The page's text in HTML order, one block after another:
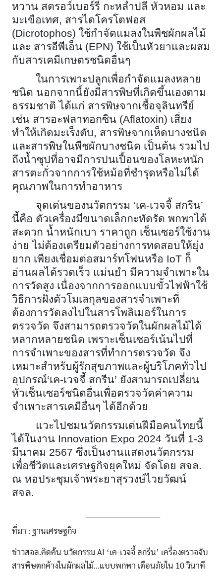
หวาน สตรอว์เบอร์รี่ กะหล่ำปลี หัวหอม และ
มะเขือเทศ, สารไดโครโตฟอส
(Dicrotophos) ใช้กำจัดแมลงในพืชผักผลไม้
และ สารอีพีเอ็น (EPN) ใช้เป็นหัวยาและผสม
กับสารเคมีเกษตรชนิดอื่นๆ
ในการเพาะปลูกเพื่อกำจัดแมลงหลาย
ชนิด นอกจากนี้ยังมีสารพิษที่เกิดขึ้นเองตาม
ธรรมชาติ ได้แก่ สารพิษจากเชื้อจุลินทรีย์
เช่น สารอะฟลาทอกซิน (Aflatoxin) เสี่ยง
ทำให้เกิดมะเร็งตับ, สารพิษจากเห็ดบางชนิด
และสารพิษในพืชผักบางชนิด เป็นต้น รวมไป
ถึงน้ำซุปที่อาจมีการปนเปื้อนของโลหะหนัก
สารตะกั่วจากการใช้หม้อที่ชำรุดหรือไม่ได้
คุณภาพในการทำอาหาร
จุดเด่นของนวัตกรรม ‘เค-เวจจี้ สกรีน’
นี้คือ ตัวเครื่องมีขนาดเล็กกะทัดรัด พกพาได้
สะดวก น้ำหนักเบา ราคาถูก เซ็นเซอร์ใช้งาน
ง่าย ไม่ต้องเตรียมตัวอย่างการทดสอบให้ยุ่ง
ยาก เพียงเชื่อมต่อสมาร์ทโฟนหรือ IoT ก็
อ่านผลได้รวดเร็ว แม่นยำ มีความจำเพาะใน
การวัดสูง เนื่องจากการออกแบบขั้วไฟฟ้าใช้
วิธีการฝังตัวโมเลกุลของสารจำเพาะที่
ต้องการวัดลงไปในสารโพลิเมอร์ในการ
ตรวจวัด จึงสามารถตรวจวัดในผักผลไม้ได้
หลากหลายชนิด เพราะเซ็นเซอร์เน้นไปที่
การจำเพาะของสารที่ทำการตรวจวัด จึง
เหมาะสำหรับผู้รักสุขภาพและผู้บริโภคทั่วไป
อุปกรณ์‘เค-เวจจี้ สกรีน’ ยังสามารถเปลี่ยน
หัวเซ็นเซอร์ชนิดอื่นเพื่อตรวจวัดค่าความ
จำเพาะสารเคมีอื่นๆ ได้อีกด้วย
แวะไปชมนวัตกรรมเด่นฝีมือคนไทยนี้
ได้ในงาน Innovation Expo 2024 วันที่ 1-3
มีนาคม 2567 ซึ่งเป็นงานแสดงนวัตกรรม
เพื่อชีวิตและเศรษฐกิจยุคใหม่ จัดโดย สจล.
ณ หอประชุมเจ้าพระยาสุรวงษ์ไวยวัฒน์
สจล.
ที่มา : ฐานเศรษฐกิจ
ข่าวสจล.คิดค้น นวัตกรรม AI ‘เค-เวจจี้ สกรีน’ เครื่องตรวจจับ
สารพิษตกค้างในผักผลไม้...แบบพกพา เตือนภัยใน 10 วินาที